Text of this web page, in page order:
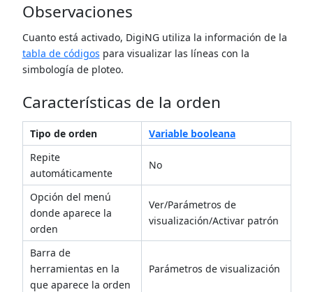
Observaciones
Cuanto está activado, DigiNG utiliza la información de la
tabla de códigos para visualizar las líneas con la
simbología de ploteo.
Características de la orden
Tipo de orden
Variable booleana
Repite
automáticamente
No
Opción del menú
donde aparece la
orden
Ver/Parámetros de
visualización/Activar patrón
Barra de
herramientas en la
que aparece la orden
Parámetros de visualización